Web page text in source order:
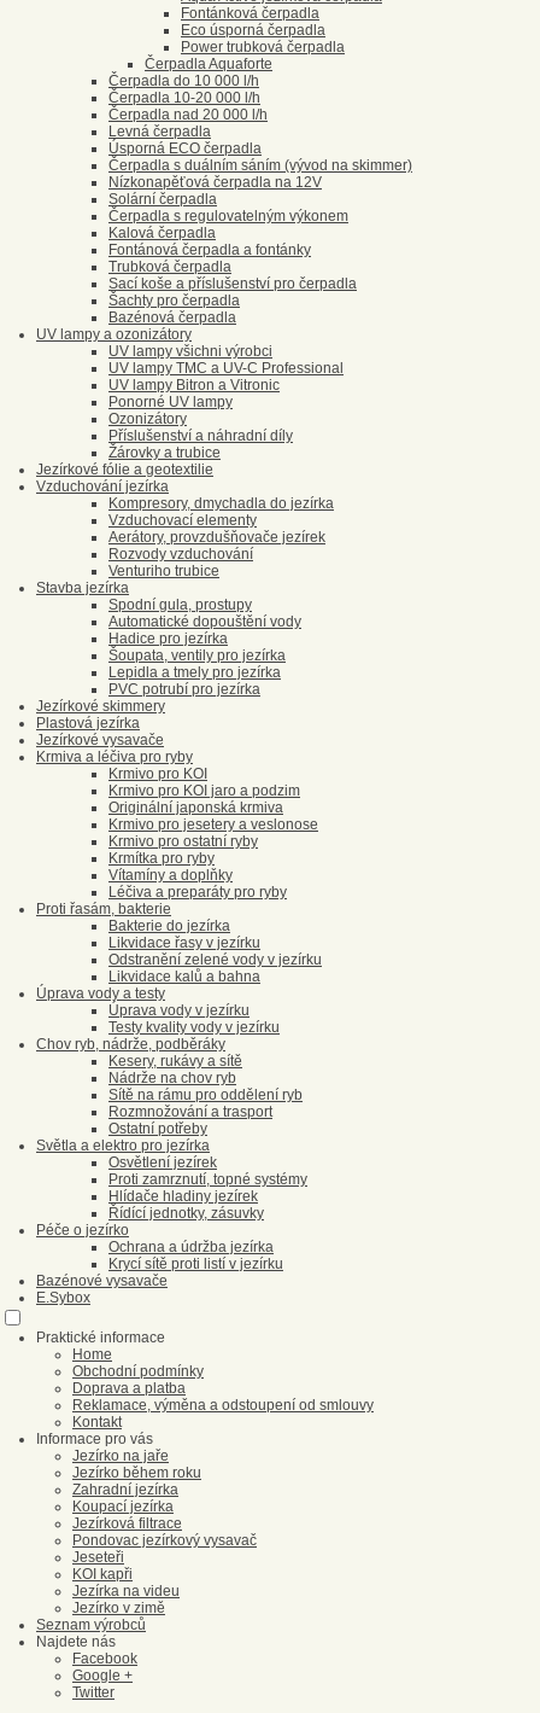
Fontánková čerpadla
Eco úsporná čerpadla
Power trubková čerpadla
Čerpadla Aquaforte
Čerpadla do 10 000 l/h
Čerpadla 10-20 000 l/h
Čerpadla nad 20 000 l/h
Levná čerpadla
Úsporná ECO čerpadla
Čerpadla s duálním sáním (vývod na skimmer)
Nízkonapěťová čerpadla na 12V
Solární čerpadla
Čerpadla s regulovatelným výkonem
Kalová čerpadla
Fontánová čerpadla a fontánky
Trubková čerpadla
Sací koše a příslušenství pro čerpadla
Šachty pro čerpadla
Bazénová čerpadla
UV lampy a ozonizátory
UV lampy všichni výrobci
UV lampy TMC a UV-C Professional
UV lampy Bitron a Vitronic
Ponorné UV lampy
Ozonizátory
Příslušenství a náhradní díly
Žárovky a trubice
Jezírkové fólie a geotextilie
Vzduchování jezírka
Kompresory, dmychadla do jezírka
Vzduchovací elementy
Aerátory, provzdušňovače jezírek
Rozvody vzduchování
Venturiho trubice
Stavba jezírka
Spodní gula, prostupy
Automatické dopouštění vody
Hadice pro jezírka
Šoupata, ventily pro jezírka
Lepidla a tmely pro jezírka
PVC potrubí pro jezírka
Jezírkové skimmery
Plastová jezírka
Jezírkové vysavače
Krmiva a léčiva pro ryby
Krmivo pro KOI
Krmivo pro KOI jaro a podzim
Originální japonská krmiva
Krmivo pro jesetery a veslonose
Krmivo pro ostatní ryby
Krmítka pro ryby
Vítamíny a doplňky
Léčiva a preparáty pro ryby
Proti řasám, bakterie
Bakterie do jezírka
Likvidace řasy v jezírku
Odstranění zelené vody v jezírku
Likvidace kalů a bahna
Úprava vody a testy
Úprava vody v jezírku
Testy kvality vody v jezírku
Chov ryb, nádrže, podběráky
Kesery, rukávy a sítě
Nádrže na chov ryb
Sítě na rámu pro oddělení ryb
Rozmnožování a trasport
Ostatní potřeby
Světla a elektro pro jezírka
Osvětlení jezírek
Proti zamrznutí, topné systémy
Hlídače hladiny jezírek
Řídící jednotky, zásuvky
Péče o jezírko
Ochrana a údržba jezírka
Krycí sítě proti listí v jezírku
Bazénové vysavače
E.Sybox
Praktické informace
Home
Obchodní podmínky
Doprava a platba
Reklamace, výměna a odstoupení od smlouvy
Kontakt
Informace pro vás
Jezírko na jaře
Jezírko během roku
Zahradní jezírka
Koupací jezírka
Jezírková filtrace
Pondovac jezírkový vysavač
Jeseteři
KOI kapři
Jezírka na videu
Jezírko v zimě
Seznam výrobců
Najdete nás
Facebook
Google +
Twitter